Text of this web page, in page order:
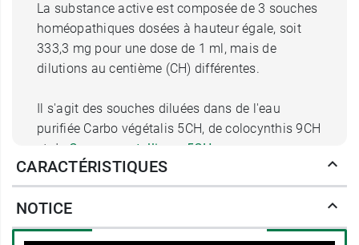
La substance active est composée de 3 souches
homéopathiques dosées à hauteur égale, soit
333,3 mg pour une dose de 1 ml, mais de
dilutions au centième (CH) différentes.
Il s'agit des souches diluées dans de l'eau
purifiée Carbo végétalis 5CH, de colocynthis 9CH
et de
Cuprum metallicum 5CH.
Posologie de Cocyntal unidoses
buvables pour bébé
CARACTÉRISTIQUES
NOTICE